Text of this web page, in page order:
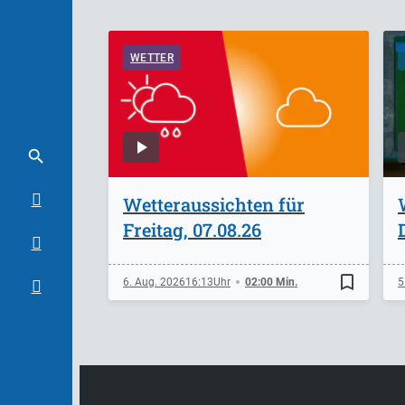
WETTER
Wetteraussichten für
Freitag, 07.08.26
6. Aug. 202616:13 02:00 Min. bookmark_border